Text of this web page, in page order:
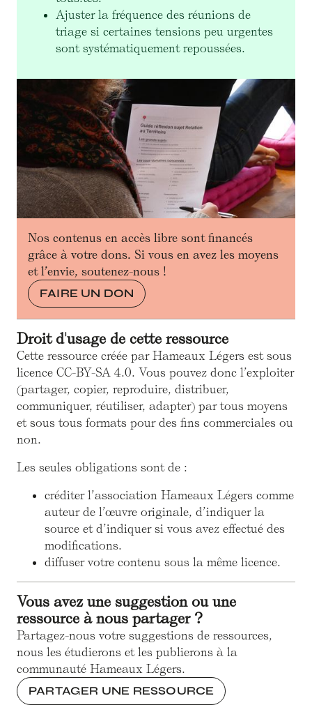
Ajuster la fréquence des réunions de
triage si certaines tensions peu urgentes
sont systématiquement repoussées.
Nos contenus en accès libre sont financés
grâce à votre dons. Si vous en avez les moyens
et l’envie, soutenez-nous !
FAIRE UN DON
Droit d'usage de cette ressource
Cette ressource créée par Hameaux Légers est sous
licence CC-BY-SA 4.0. Vous pouvez donc l’exploiter
(partager, copier, reproduire, distribuer,
communiquer, réutiliser, adapter) par tous moyens
et sous tous formats pour des fins commerciales ou
non.
Les seules obligations sont de :
créditer l’association Hameaux Légers comme
auteur de l’œuvre originale, d’indiquer la
source et d’indiquer si vous avez effectué des
modifications.
diffuser votre contenu sous la même licence.
Vous avez une suggestion ou une
ressource à nous partager ?
Partagez-nous votre suggestions de ressources,
nous les étudierons et les publierons à la
communauté Hameaux Légers.
PARTAGER UNE RESSOURCE